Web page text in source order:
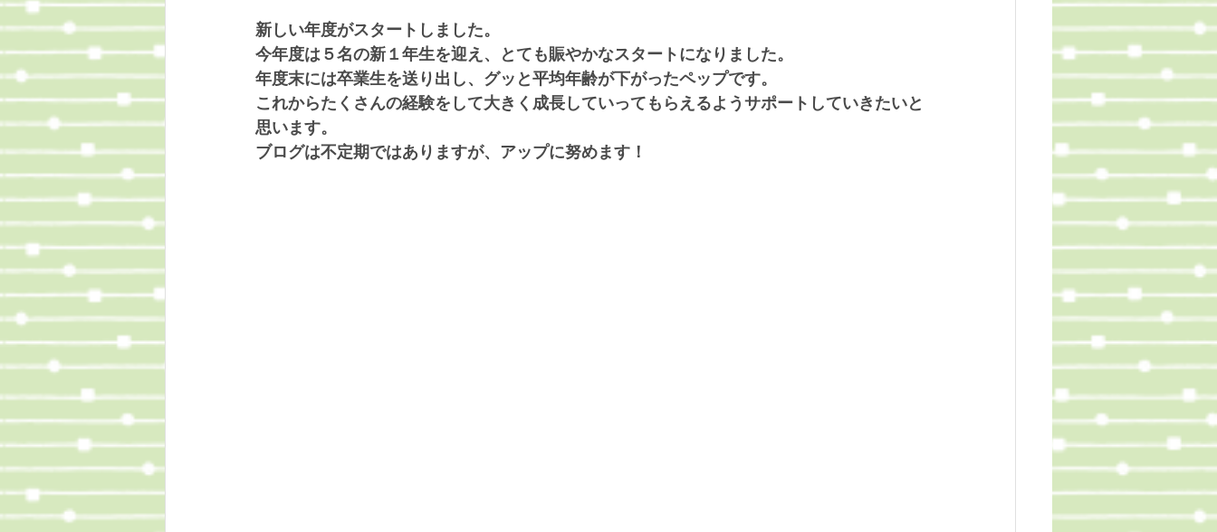
新しい年度がスタートしました。
今年度は５名の新１年生を迎え、とても賑やかなスタートになりました。
年度末には卒業生を送り出し、グッと平均年齢が下がったペップです。
これからたくさんの経験をして大きく成長していってもらえるようサポートしていきたいと
思います。
ブログは不定期ではありますが、アップに努めます！